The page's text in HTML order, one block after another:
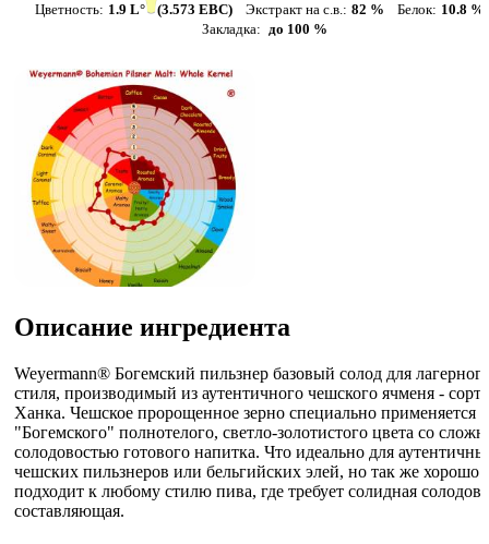
Цветность: 1.9 L° (3.573 EBC) Экстракт на с.в.: 82 % Белок: 10.8 %
Закладка: до 100 %
Описание ингредиента
Weyermann® Богемский пильзнер базовый солод для
стиля, производимый из аутентичного чешского ячменя - сорта
Ханка. Чешское пророщенное зерно специально применяется
"Богемского" полнотелого, светло-золотистого цвета со
солодовостью готового напитка. Что идеально для
чешских пильзнеров или бельгийских элей, но так же хорошо
подходит к любому стилю пива, где требует солидная
составляющая.